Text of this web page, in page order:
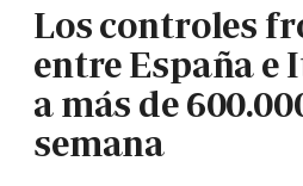
Los controles
entre España
a más de
semana